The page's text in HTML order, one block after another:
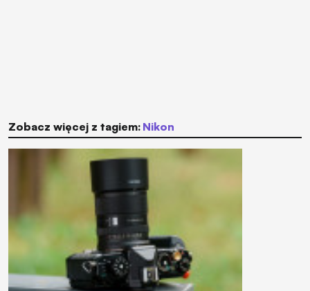
Zobacz więcej z tagiem: Nikon